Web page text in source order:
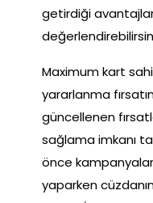
getirdiği
Maximum kart
yararlanma
güncellenen
sağlama imkanı
önce
yaparken